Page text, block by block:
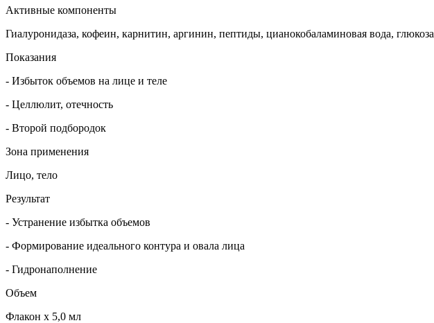
Активные компоненты
Гиалуронидаза, кофеин, карнитин, аргинин, пептиды, цианокобаламиновая вода, глюкоза
Показания
- Избыток объемов на лице и теле
- Целлюлит, отечность
- Второй подбородок
Зона применения
Лицо, тело
Результат
- Устранение избытка объемов
- Формирование идеального контура и овала лица
- Гидронаполнение
Объем
Флакон х 5,0 мл